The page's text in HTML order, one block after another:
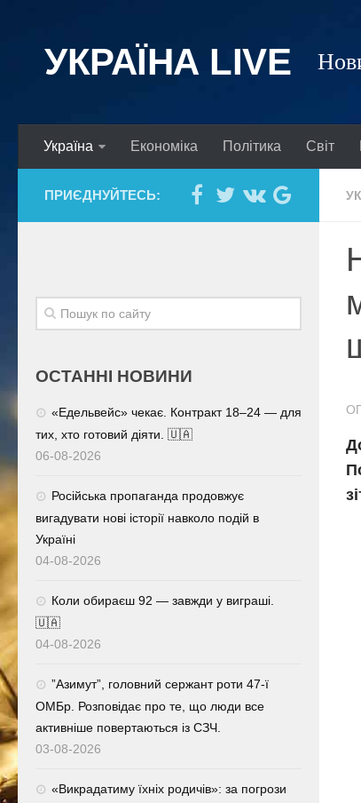
УКРАЇНА LIVE
Україна Економіка Політика Світ
ПРИЄДНУЙТЕСЬ:
ОСТАННІ НОВИНИ
«Едельвейс» чекає. Контракт 18–24 — для
тих, хто готовий діяти. 🇺🇦
06-08-2026
Російська пропаганда продовжує
вигадувати нові історії навколо подій в
Україні
04-08-2026
Коли обираєш 92 — завжди у виграші.
🇺🇦
04-08-2026
⁨”Азимут”, головний сержант роти 47-ї
ОМБр. Розповідає про те, що люди все
активніше повертаються із СЗЧ.
03-08-2026
«Викрадатиму їхніх родичів»: за погрози